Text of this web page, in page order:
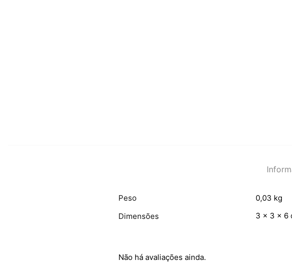
Peso
0,03 kg
Dimensões
3 × 3 × 6
Não há avaliações ainda.